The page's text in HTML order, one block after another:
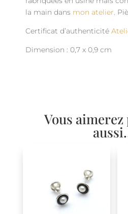
la main dans mon atelier.
Certificat d’authenticité
Dimension : 0,7 x 0,9 cm
Vous